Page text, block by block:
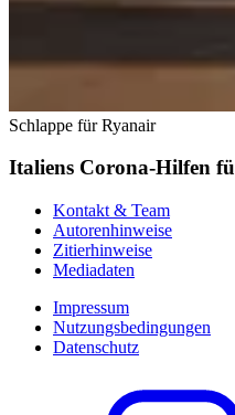
Schlappe für Ryanair
Italiens Corona-Hilfen
Kontakt & Team
Autorenhinweise
Zitierhinweise
Mediadaten
Impressum
Nutzungsbedingungen
Datenschutz